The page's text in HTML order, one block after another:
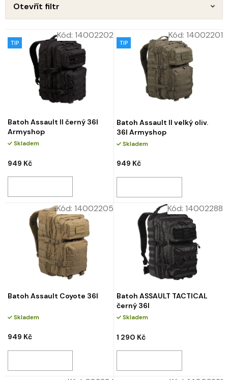
Otevřít filtr
t
ůTIP
Batoh Assault II černý 36l
Armyshop
Skladem
949 Kč
Kód: 14002202
TIP
Batoh Assault II velký oliv.
36l Armyshop
Skladem
949 Kč
Kód: 14002201
Batoh Assault Coyote 36l
Skladem
949 Kč
Kód: 14002205
Batoh ASSAULT TACTICAL
černý 36l
Skladem
1 290 Kč
Kód: 14002288